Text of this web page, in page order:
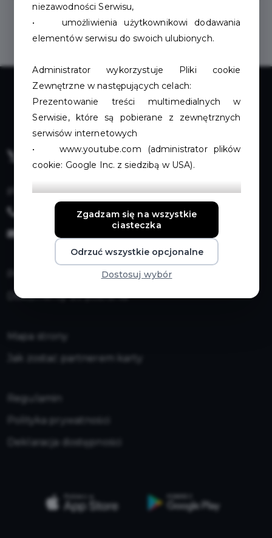
pl. Wolności 13, 78-400 Szczecinek
+48 94 371 40 96
karta.mieszkanca@um.szczecinek.pl
Dokumenty do pobrania
Mapa strony
Jak zostać partnerem karty
Regulamin
Polityka prywatności
Deklaracja dostępności
niezawodności Serwisu,
• umożliwienia użytkownikowi dodawania
elementów serwisu do swoich ulubionych.
Administrator wykorzystuje Pliki cookie
Zewnętrzne w następujących celach:
Prezentowanie treści multimedialnych w
Serwisie, które są pobierane z zewnętrznych
serwisów internetowych
• www.youtube.com (administrator plików
cookie: Google Inc. z siedzibą w USA).
Zbieranie ogólnych i anonimowych danych
statycznych za pośrednictwem narzędzia
Google Analytics (administrator plików cookie:
Google Inc. z siedzibą w USA).
Szczegółowe informacje o plikach cookies
Zgadzam się na wszystkie
ciasteczka
Odrzuć wszystkie opcjonalne
Dostosuj wybór